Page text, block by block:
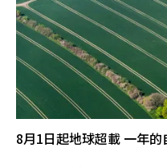
8月1日起地球超載 一年